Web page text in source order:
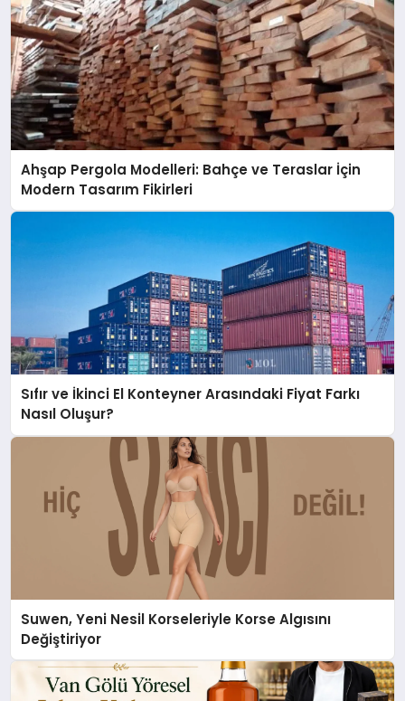
Ahşap Pergola Modelleri: Bahçe ve Teraslar İçin
Modern Tasarım Fikirleri
Sıfır ve İkinci El Konteyner Arasındaki Fiyat Farkı
Nasıl Oluşur?
Suwen, Yeni Nesil Korseleriyle Korse Algısını
Değiştiriyor